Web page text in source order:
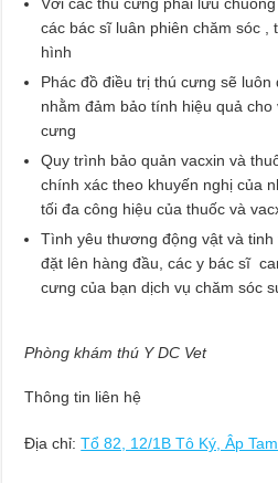
các bác sĩ luân phiên chăm sóc ,
hình
Phác đồ điều trị thú cưng sẽ
nhằm đảm bảo tính hiệu quả
cưng
Quy trình bảo quản vacxin và
chính xác theo khuyến nghị của
tối đa công hiệu của thuốc và
Tình yêu thương động vật và
đặt lên hàng đầu, các y bác sĩ
cưng của bạn dịch vụ chăm sóc
Phòng khám thú Y DC Vet
Thông tin liên hệ
Địa chỉ:Tổ 82, 12/1B Tô Ký, Âp